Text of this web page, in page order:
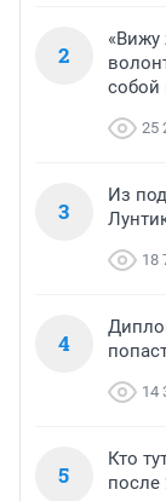
2
«Вижу
собой
25
3
Из
18
4
14
5
Кто
после